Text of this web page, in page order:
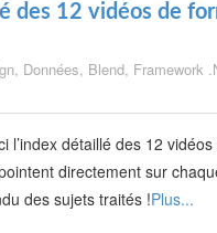
des 12 vidéos de
, Données, Blend, Framework
l’index détaillé des 12
directement sur
des sujets traités !Plus...